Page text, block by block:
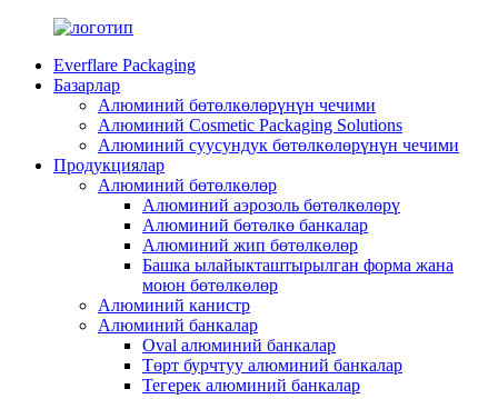
Everflare Packaging
Базарлар
Алюминий бөтөлкөлөрүнүн чечими
Алюминий Cosmetic Packaging Solutions
Алюминий суусундук бөтөлкөлөрүнүн чечими
Продукциялар
Алюминий бөтөлкөлөр
Алюминий аэрозоль бөтөлкөлөрү
Алюминий бөтөлкө банкалар
Алюминий жип бөтөлкөлөр
Башка ылайыкташтырылган форма жана
моюн бөтөлкөлөр
Алюминий канистр
Алюминий банкалар
Oval алюминий банкалар
Төрт бурчтуу алюминий банкалар
Тегерек алюминий банкалар